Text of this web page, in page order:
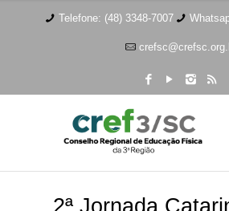
Telefone: (48) 3348-7007
2ª Jornada